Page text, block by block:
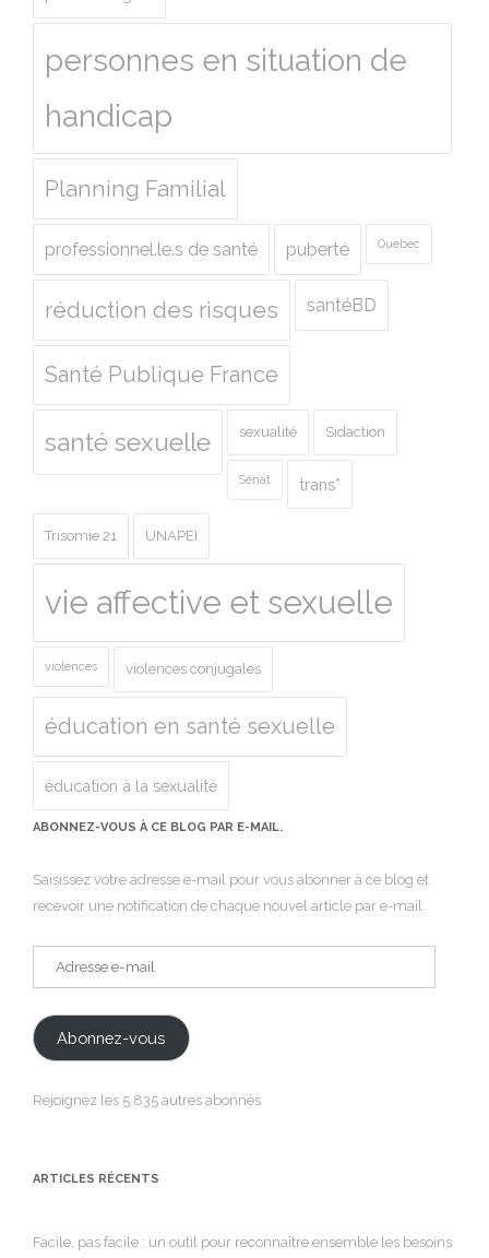
personnes en situation de
handicap
Planning Familial
professionnel.le.s de santé puberté Quebec
réduction des risques santéBD
Santé Publique France
santé sexuelle sexualité Sidaction
Sénat trans*
Trisomie 21 UNAPEI
vie affective et sexuelle
violences violences conjugales
éducation en santé sexuelle
éducation à la sexualité
ABONNEZ-VOUS À CE BLOG PAR E-MAIL.
Saisissez votre adresse e-mail pour vous abonner à ce blog et
recevoir une notification de chaque nouvel article par e-mail.
Adresse
e-
Abonnez-vous
Rejoignez les 5 835 autres abonnés
ARTICLES RÉCENTS
Facile, pas facile : un outil pour reconnaître ensemble les besoins